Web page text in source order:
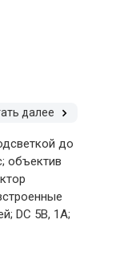
далее
до
объектив
DC 5В, 1А;